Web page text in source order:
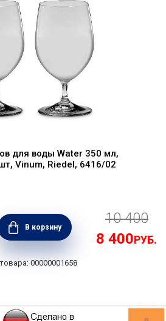
для воды Water 350 мл,
Vinum, Riedel, 6416/02
В корзину
10 400
8 400РУБ.
00000001658